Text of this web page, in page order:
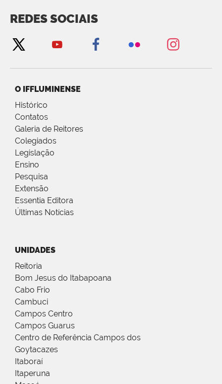
REDES SOCIAIS
O IFFLUMINENSE
Histórico
Contatos
Galeria de Reitores
Colegiados
Legislação
Ensino
Pesquisa
Extensão
Essentia Editora
Últimas Notícias
UNIDADES
Reitoria
Bom Jesus do Itabapoana
Cabo Frio
Cambuci
Campos Centro
Campos Guarus
Centro de Referência Campos dos
Goytacazes
Itaboraí
Itaperuna